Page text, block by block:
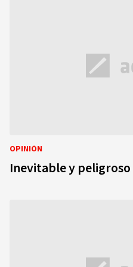
OPINIÓN
Inevitable y peligroso